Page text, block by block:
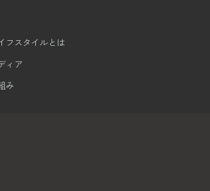
フスタイルとは
ィア
み